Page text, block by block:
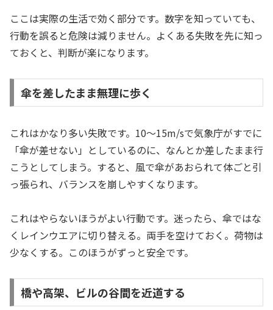
ここは実際の生活で効く部分です。数字を知っていても、
行動を誤ると危険は減りません。よくある失敗を先に知っ
ておくと、判断が楽になります。
傘を差したまま無理に歩く
これはかなり多い失敗です。10〜15m/sで気象庁がすでに
「傘が差せない」としているのに、なんとか差したまま行
こうとしてしまう。すると、風で傘があおられて体ごと引
っ張られ、バランスを崩しやすくなります。
これはやらないほうがよい行動です。迷ったら、傘ではな
くレインウエアに切り替える。両手を空けておく。荷物は
少なくする。このほうがずっと安全です。
橋や高架、ビルの谷間を近道する